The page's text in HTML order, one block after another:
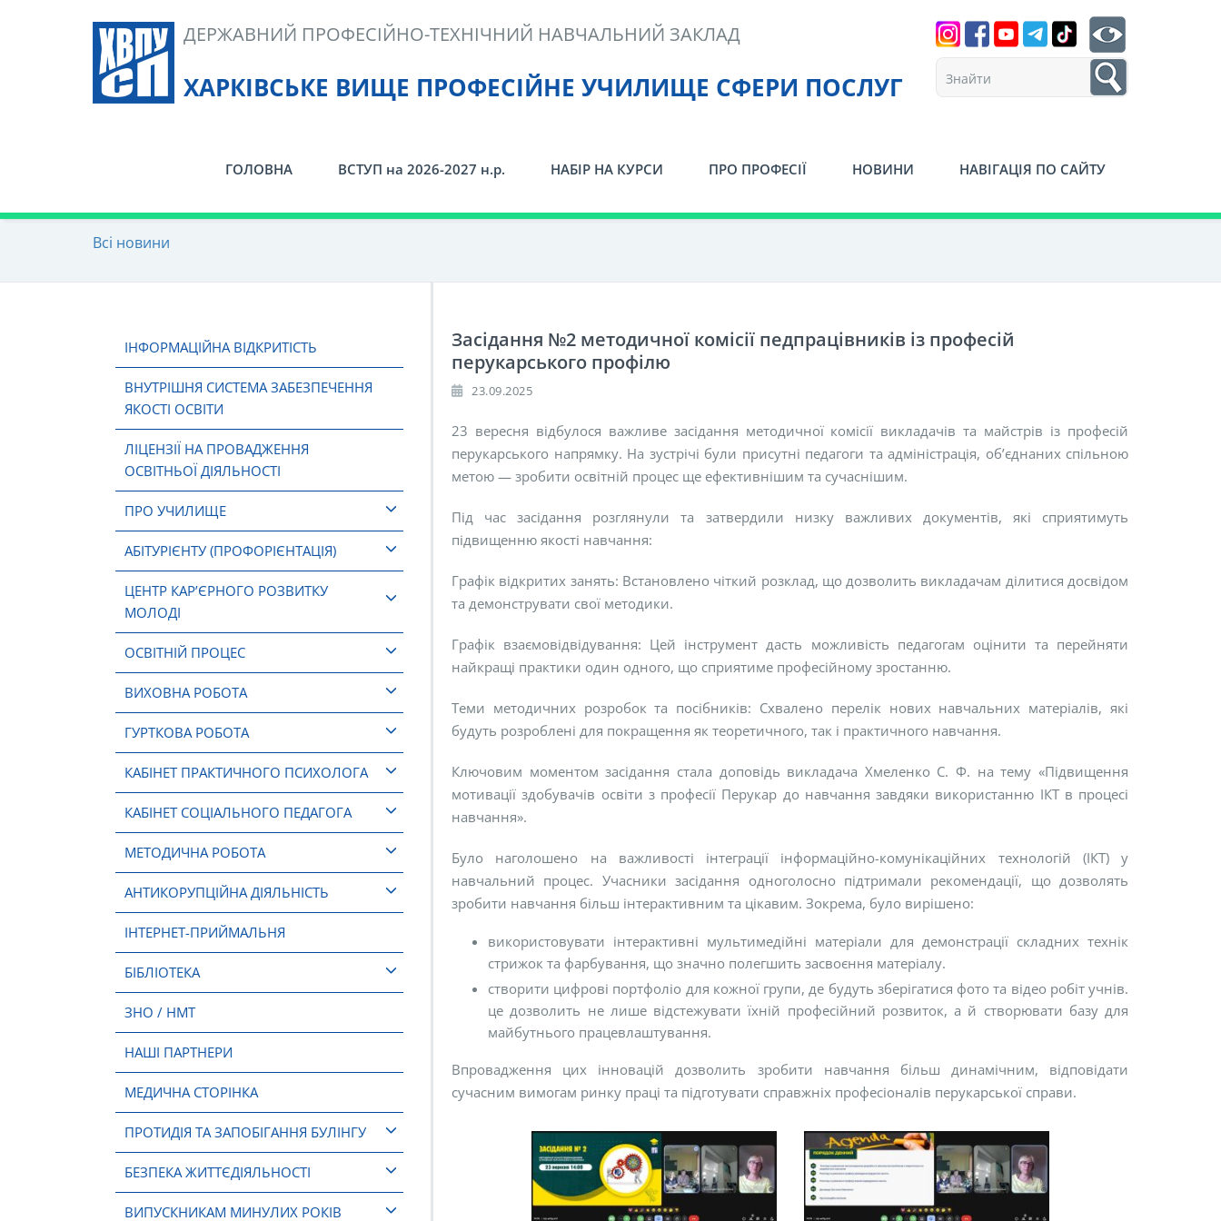
ХАРКІВСЬКЕ ВИЩЕ ПРОФЕСІЙНЕ УЧИЛИЩЕ СФЕРИ ПОСЛУГ
ДЕРЖАВНИЙ ПРОФЕСІЙНО-ТЕХНІЧНИЙ НАВЧАЛЬНИЙ ЗАКЛАД
1
ГОЛОВНА ВСТУП на 2026-2027 н.р. НАБІР НА КУРСИ ПРО ПРОФЕСІЇ НОВИНИ НАВІГАЦІЯ ПО САЙТУ
Всі новини
ІНФОРМАЦІЙНА ВІДКРИТІСТЬ
ВНУТРІШНЯ СИСТЕМА ЗАБЕЗПЕЧЕННЯ
ЯКОСТІ ОСВІТИ
ЛІЦЕНЗІЇ НА ПРОВАДЖЕННЯ
ОСВІТНЬОЇ ДІЯЛЬНОСТІ
ПРО УЧИЛИЩЕ
АБІТУРІЄНТУ (ПРОФОРІЄНТАЦІЯ)
ЦЕНТР КАР’ЄРНОГО РОЗВИТКУ
МОЛОДІ
ОСВІТНІЙ ПРОЦЕС
ВИХОВНА РОБОТА
ГУРТКОВА РОБОТА
КАБІНЕТ ПРАКТИЧНОГО ПСИХОЛОГА
КАБІНЕТ СОЦІАЛЬНОГО ПЕДАГОГА
МЕТОДИЧНА РОБОТА
АНТИКОРУПЦІЙНА ДІЯЛЬНІСТЬ
ІНТЕРНЕТ-ПРИЙМАЛЬНЯ
БІБЛІОТЕКА
ЗНО / НМТ
НАШІ ПАРТНЕРИ
МЕДИЧНА СТОРІНКА
ПРОТИДІЯ ТА ЗАПОБІГАННЯ БУЛІНГУ
БЕЗПЕКА ЖИТТЄДІЯЛЬНОСТІ
ВИПУСКНИКАМ МИНУЛИХ РОКІВ
Засідання №2 методичної комісії педпрацівників із професій
перукарського профілю
23.09.2025
23 вересня відбулося важливе засідання методичної комісії викладачів та майстрів із професій
перукарського напрямку. На зустрічі були присутні педагоги та адміністрація, об’єднаних спільною
метою — зробити освітній процес ще ефективнішим та сучаснішим.
Під час засідання розглянули та затвердили низку важливих документів, які сприятимуть
підвищенню якості навчання:
Графік відкритих занять: Встановлено чіткий розклад, що дозволить викладачам ділитися досвідом
та демонструвати свої методики.
Графік взаємовідвідування: Цей інструмент дасть можливість педагогам оцінити та перейняти
найкращі практики один одного, що сприятиме професійному зростанню.
Теми методичних розробок та посібників: Схвалено перелік нових навчальних матеріалів, які
будуть розроблені для покращення як теоретичного, так і практичного навчання.
Ключовим моментом засідання стала доповідь викладача Хмеленко С. Ф. на тему «Підвищення
мотивації здобувачів освіти з професії Перукар до навчання завдяки використанню ІКТ в процесі
навчання».
Було наголошено на важливості інтеграції інформаційно-комунікаційних технологій (ІКТ) у
навчальний процес. Учасники засідання одноголосно підтримали рекомендації, що дозволять
зробити навчання більш інтерактивним та цікавим. Зокрема, було вирішено:
використовувати інтерактивні мультимедійні матеріали для демонстрації складних технік
стрижок та фарбування, що значно полегшить засвоєння матеріалу.
створити цифрові портфоліо для кожної групи, де будуть зберігатися фото та відео робіт учнів.
це дозволить не лише відстежувати їхній професійний розвиток, а й створювати базу для
майбутнього працевлаштування.
Впровадження цих інновацій дозволить зробити навчання більш динамічним, відповідати
сучасним вимогам ринку праці та підготувати справжніх професіоналів перукарської справи.